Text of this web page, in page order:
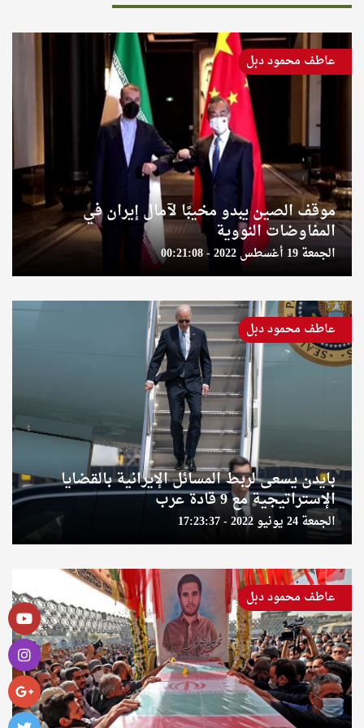
موقف الصين يبدو مخيبًا لآمال إيران في
المفاوضات النووية
الجمعة 19 أغسطس 2022 - 00:21:08
عاطف محمود دبل
بايدن يسعى لربط المسائل الإيرانية بالقضايا
الإستراتيجية مع 9 قادة عرب
الجمعة 24 يونيو 2022 - 17:23:37
عاطف محمود دبل
عاطف محمود دبل